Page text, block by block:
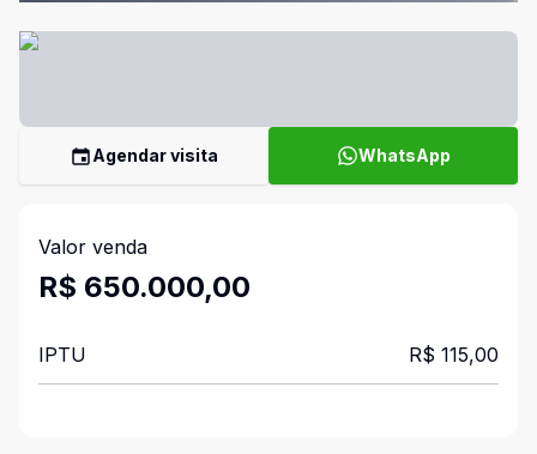
Agendar visita WhatsApp
Valor venda
R$ 650.000,00
IPTU R$ 115,00